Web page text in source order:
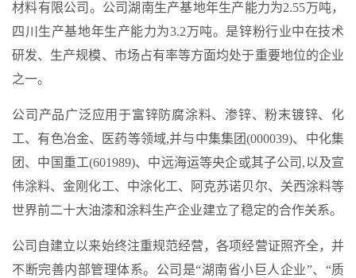
材料有限公司。公司湖南生产基地年生产能力为2.55万吨，
四川生产基地年生产能力为3.2万吨。是锌粉行业中在技术
研发、生产规模、市场占有率等方面均处于重要地位的企业
之一。
公司产品广泛应用于富锌防腐涂料、渗锌、粉末镀锌、化
工、有色冶金、医药等领域,并与中集集团(000039)、中化集
团、中国重工(601989)、中远海运等央企或其子公司,以及宣
伟涂料、金刚化工、中涂化工、阿克苏诺贝尔、关西涂料等
世界前二十大油漆和涂料生产企业建立了稳定的合作关系。
公司自建立以来始终注重规范经营，各项经营证照齐全，并
不断完善内部管理体系。公司是“湖南省小巨人企业”、“质